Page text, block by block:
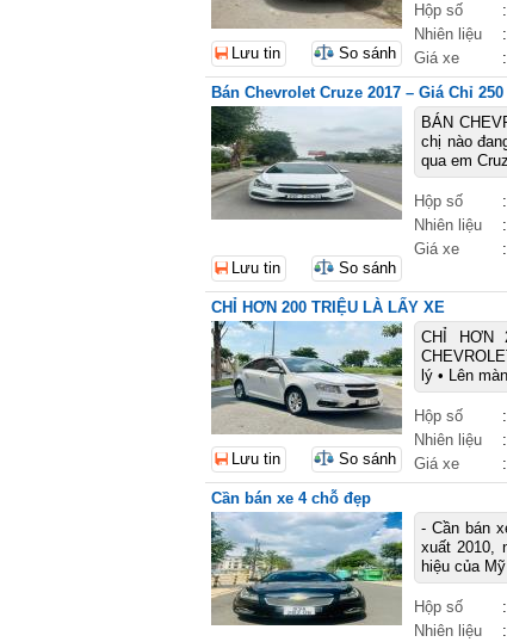
Hộp số :
Nhiên liệu
:
Giá xe
:
Lưu tin So sánh
Bán Chevrolet Cruze 2017 – Giá Chỉ
BÁN
chị nào
qua em
Hộp số :
Nhiên liệu
:
Giá xe
:
Lưu tin So sánh
CHỈ HƠN 200 TRIỆU LÀ LẤY XE
CHỈ HƠN
lý • Lên
Hộp số :
Nhiên liệu
:
Giá xe
:
Lưu tin So sánh
Cần bán xe 4 chỗ đẹp
- Cần bán
xuất 2010,
hiệu của
Hộp số :
Nhiên liệu
: